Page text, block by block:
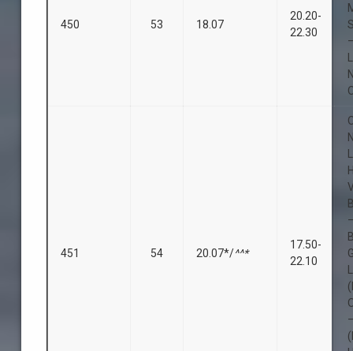
450 53 18.07
20.20-
22.30
451 54 20.07*/^^*
17.50-
22.10